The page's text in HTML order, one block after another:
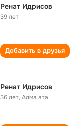
Ренат Идрисов
39 лет
Добавить в друзья
Ренат Идрисов
36 лет,Алма ата